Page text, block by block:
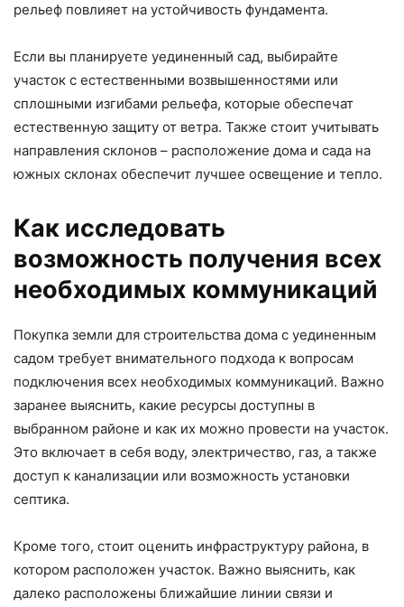
рельеф повлияет на устойчивость фундамента.
Если вы планируете уединенный сад, выбирайте
участок с естественными возвышенностями или
сплошными изгибами рельефа, которые обеспечат
естественную защиту от ветра. Также стоит учитывать
направления склонов – расположение дома и сада на
южных склонах обеспечит лучшее освещение и тепло.
Как исследовать
возможность получения всех
необходимых коммуникаций
Покупка земли для строительства дома с уединенным
садом требует внимательного подхода к вопросам
подключения всех необходимых коммуникаций. Важно
заранее выяснить, какие ресурсы доступны в
выбранном районе и как их можно провести на участок.
Это включает в себя воду, электричество, газ, а также
доступ к канализации или возможность установки
септика.
Кроме того, стоит оценить инфраструктуру района, в
котором расположен участок. Важно выяснить, как
далеко расположены ближайшие линии связи и